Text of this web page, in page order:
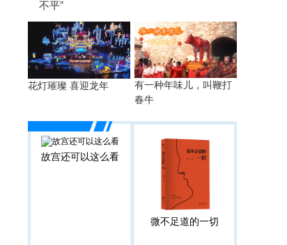
不平”
花灯璀璨 喜迎龙年
有一种年味儿，叫鞭打
春牛
故宫还可以这么看
微不足道的一切